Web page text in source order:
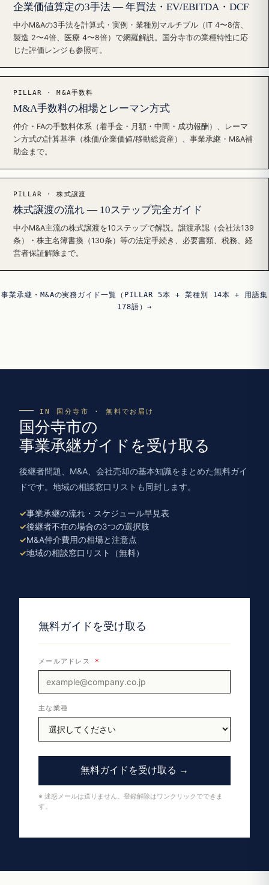
企業価値算定の3手法 — 年買法・EV/EBITDA・DCF
中小M&Aの3手法を計算式・実例・業種別マルチプル（IT 4〜8倍、
製造 2〜4倍、医療 4〜8倍）で網羅解説。国分寺市の業種特性に応
じた評価レンジも参照可。
PILLAR · M&A手数料
M&A手数料の相場とレーマン方式
仲介・FAの手数料体系（着手金・月額・中間・成功報酬）、レーマ
ン方式の計算基準（株価/企業価値/移動総資産）、事業承継・M&A補
助金まで。
PILLAR · 株式譲渡
株式譲渡の流れ — 10ステップ完全ガイド
中小M&A主流の株式譲渡を10ステップで解説。譲渡承認（会社法139
条）・株主名簿書換（130条）等の法定手続き、必要書類、税務、経
営者保証解除まで。
事業承継・M&Aの実務ガイド一覧（PILLAR 5本 + 業種別 14本 + 用語集
178語）→
IN 国分寺市 · 無料でお届け
国分寺市の
事業承継ガイドを受け取る
後継者問題、M&A、会社売却の基本知識をまとめた無料ガイ
ドです。地域の相談窓口リストも同封します。
事業承継の流れ・スケジュール早見表
後継者不在の場合の3つの選択肢
M&A仲介費用の相場と注意点
地域の相談窓口リスト（無料）
無料ガイドを受け取る
メールアドレス *
主な業種
無料ガイドを受け取る →
※ 迷惑メールは送りません。登録解除はワンクリックでできま
す。